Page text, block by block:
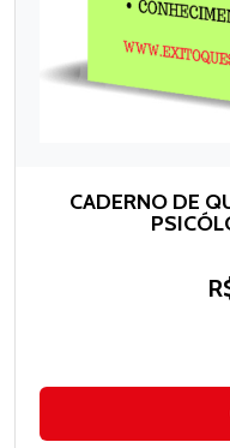
CADERNO DE